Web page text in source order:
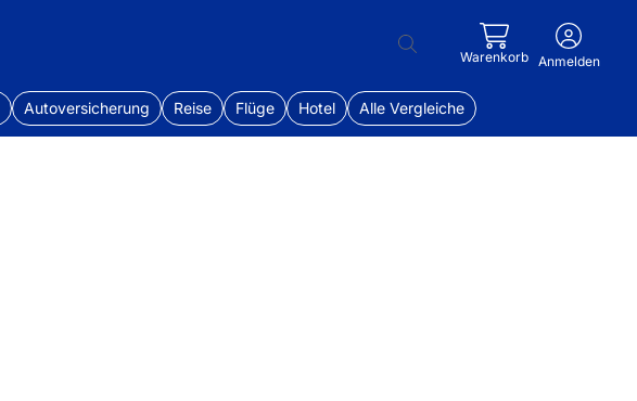
Warenkorb Anmelden
Autoversicherung Reise Flüge Hotel Alle Vergleiche